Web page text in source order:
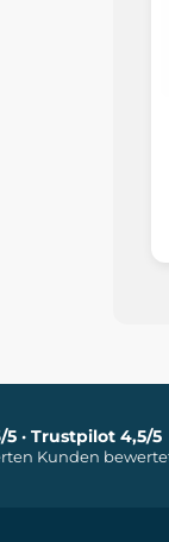
· Trustpilot 4,5/5
Kunden